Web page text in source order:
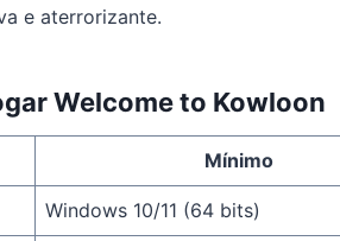
e aterrorizante.
Welcome to Kowloon
Mínimo
Windows 10/11 (64 bits)